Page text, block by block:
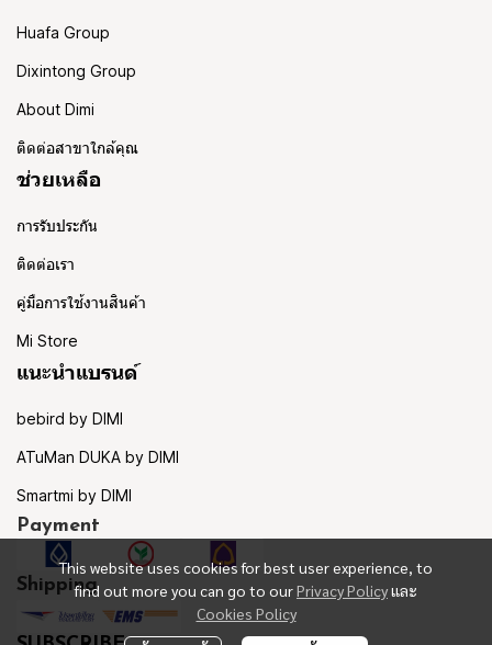
This website uses cookies for best user experience, to
find out more you can go to ourPrivacy Policyและ
Cookies Policy
Huafa Group
Dixintong Group
About Dimi
ติดต่อสาขาใกล้คุณ
ช่วยเหลือ
การรับประกัน
ติดต่อเรา
คู่มือการใช้งานสินค้า
Mi Store
แนะนำแบรนด์
bebird by DIMI
ATuMan DUKA by DIMI
Smartmi by DIMI
Payment
Shipping